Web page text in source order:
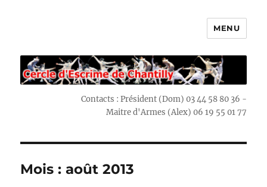
MENU
Contacts : Président (Dom) 03 44 58 80 36 -
Maitre d'Armes (Alex) 06 19 55 01 77
Mois : août 2013